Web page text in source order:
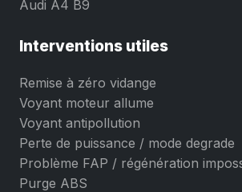
Audi A4 B9
Interventions utiles
Remise à zéro vidange
Voyant moteur allume
Voyant antipollution
Perte de puissance / mode degrade
Problème FAP / régénération
Purge ABS